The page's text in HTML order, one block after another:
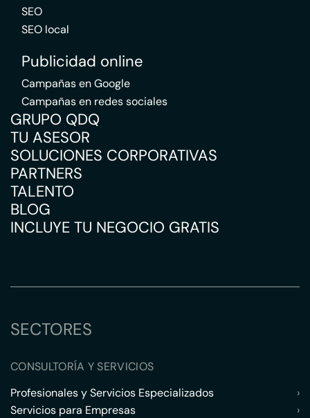
SEO
SEO local
Publicidad online
Campañas en Google
Campañas en redes sociales
GRUPO QDQ
TU ASESOR
SOLUCIONES CORPORATIVAS
PARTNERS
TALENTO
BLOG
INCLUYE TU NEGOCIO GRATIS
SECTORES
CONSULTORÍA Y SERVICIOS
Profesionales y Servicios Especializados
›
Servicios para Empresas
›